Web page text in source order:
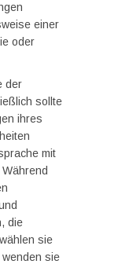
einer
oder
der
sollte
ihres
mit
die
sie
sie